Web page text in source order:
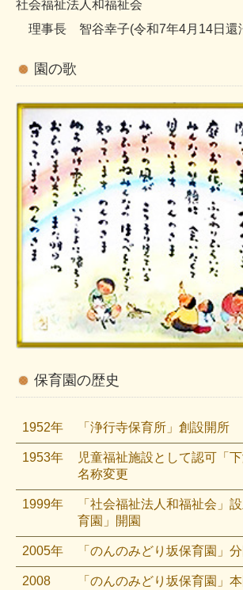
社会福祉法人和福祉会
理事長 智谷幸子(令和7年4月14日還
園の歌
保育園の歴史
1952年 「浄行寺保育所」創設開所
1953年
児童福祉施設として認可「
名称変更
1999年
「社会福祉法人和福祉会」
育園」開園
2005年 「のんのみどり坂保育園」
2008
「のんのみどり坂保育園」